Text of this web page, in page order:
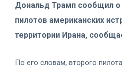
Дональд Трамп сообщил о
пилотов американских
территории Ирана,
По его словам, второго